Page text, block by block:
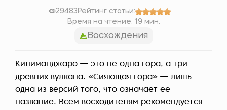
29483 Рейтинг статьи:
Время на чтение: 19 мин.
Восхождения
Килиманджаро — это не одна гора, а три
древних вулкана. «Сияющая гора» — лишь
одна из версий того, что означает ее
название. Всем восходителям рекомендуется